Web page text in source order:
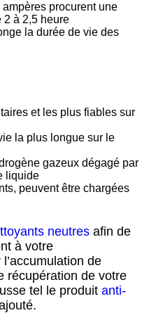
procurent une
2 à 2,5 heure
la durée de vie des
et les plus fiables sur
la plus longue sur le
gazeux dégagé par
liquide
peuvent être chargées
neutres afin de
à votre
de
récupération de votre
tel le produit anti-